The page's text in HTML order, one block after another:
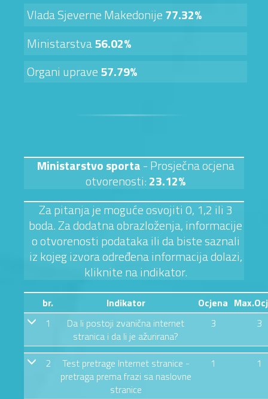
Vlada Sjeverne Makedonije77.32%
Ministarstva56.02%
Organi uprave57.79%
Ministarstvo sporta- Prosječna ocjena
otvorenosti:23.12%
Za pitanja je moguće osvojiti 0, 1,2 ili 3
boda. Za dodatna obrazloženja, informacije
o otvorenosti podataka ili da biste saznali
iz kojeg izvora određena informacija dolazi,
kliknite na indikator.
br. Indikator Ocjena
1
Da li postoji zvanična internet
stranica i da li je ažurirana?
3 3
2
Test pretrage Internet stranice -
pretraga prema frazi sa naslovne
stranice
1 1